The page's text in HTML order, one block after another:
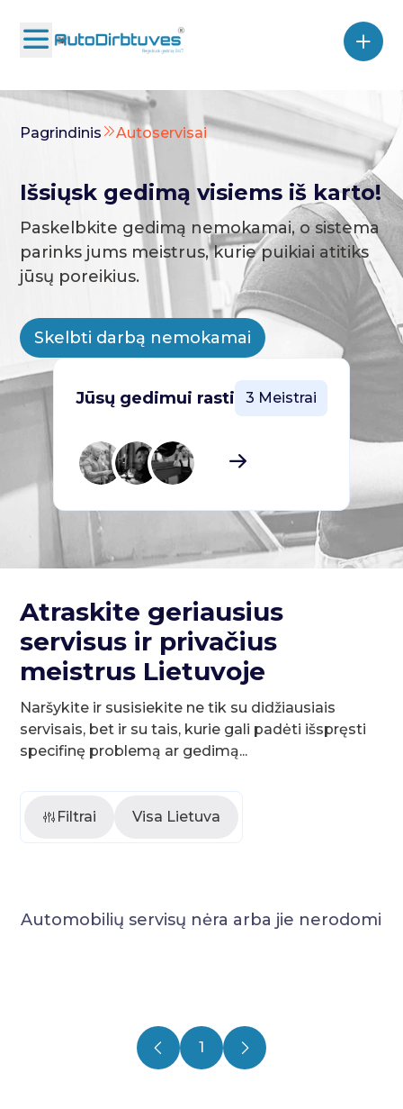
Pagrindinis Autoservisai
Išsiųsk gedimą visiems iš karto!
Paskelbkite gedimą nemokamai, o sistema
parinks jums meistrus, kurie puikiai atitiks
jūsų poreikius.
Skelbti darbą nemokamai
Jūsų gedimui rasti 3 Meistrai
Atraskite geriausius
servisus ir privačius
meistrus Lietuvoje
Naršykite ir susisiekite ne tik su didžiausiais
servisais, bet ir su tais, kurie gali padėti išspręsti
specifinę problemą ar gedimą...
Filtrai Visa Lietuva
Automobilių servisų nėra arba jie nerodomi
1